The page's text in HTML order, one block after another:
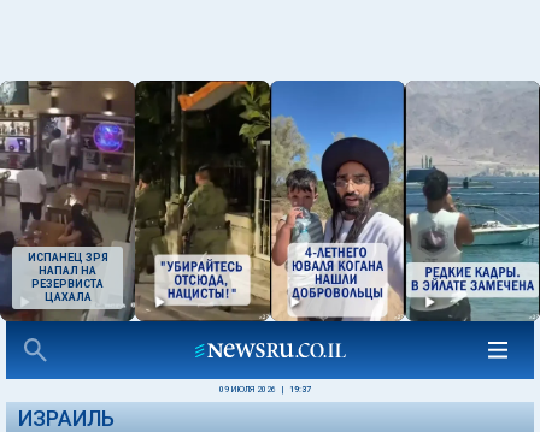
ИСПАНЕЦ ЗРЯ
НАПАЛ НА
РЕЗЕРВИСТА
ЦАХАЛА
09 ИЮЛЯ 2026 19:37
ИЗРАИЛЬ